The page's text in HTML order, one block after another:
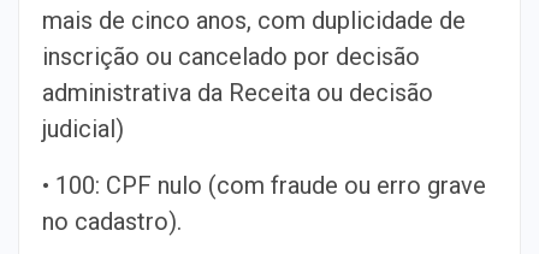
mais de cinco anos, com duplicidade de
inscrição ou cancelado por decisão
administrativa da Receita ou decisão
judicial)
• 100: CPF nulo (com fraude ou erro grave
no cadastro).